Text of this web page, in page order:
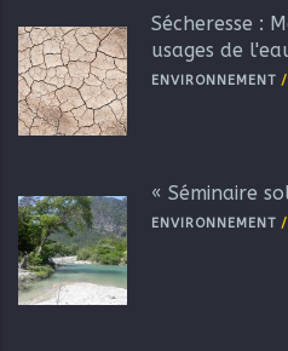
Sécheresse :
usages de
ENVIRONNEMENT /
« Séminaire
ENVIRONNEMENT /